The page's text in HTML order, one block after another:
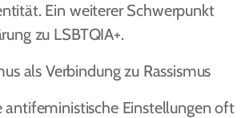
Ein weiterer Schwerpunkt
zu LSBTQIA+.
als Verbindung zu Rassismus
antifeministische Einstellungen oft